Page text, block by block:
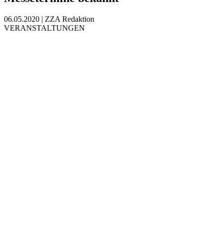
06.05.2020 | ZZA Redaktion
VERANSTALTUNGEN